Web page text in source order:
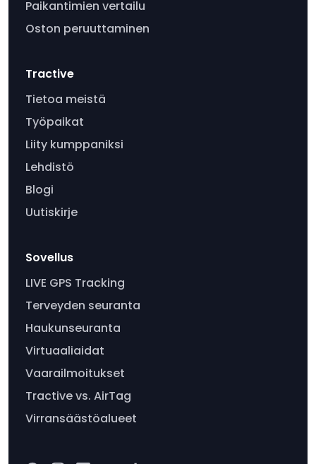
Paikantimien vertailu
Oston peruuttaminen
Tractive
Tietoa meistä
Työpaikat
Liity kumppaniksi
Lehdistö
Blogi
Uutiskirje
Sovellus
LIVE GPS Tracking
Terveyden seuranta
Haukunseuranta
Virtuaaliaidat
Vaarailmoitukset
Tractive vs. AirTag
Virransäästöalueet